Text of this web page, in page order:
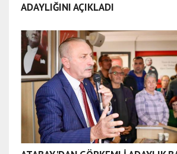
ADAYLIĞINI AÇIKLADI